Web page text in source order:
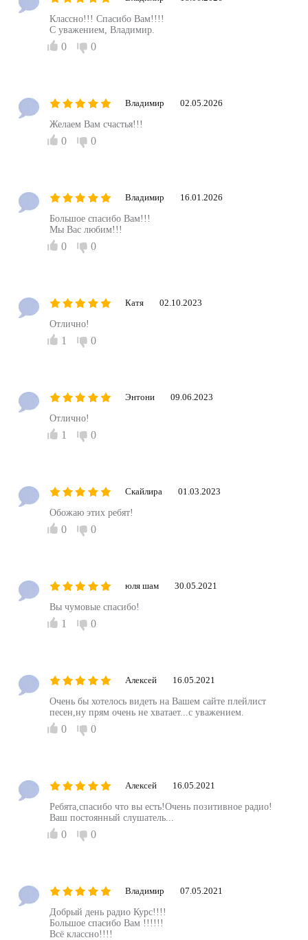
Классно!!! Спасибо Вам!!!!
С уважением, Владимир.
0 0
Владимир 02.05.2026
Желаем Вам счастья!!!
0 0
Владимир 16.01.2026
Большое спасибо Вам!!!
Мы Вас любим!!!
0 0
Катя 02.10.2023
Отлично!
1 0
Энтони 09.06.2023
Отлично!
1 0
Скайлира 01.03.2023
Обожаю этих ребят!
0 0
юля шам 30.05.2021
Вы чумовые спасибо!
1 0
Алексей 16.05.2021
Очень бы хотелось видеть на Вашем сайте плейлист
песен,ну прям очень не хватает...с уважением.
0 0
Алексей 16.05.2021
Ребята,спасибо что вы есть!Очень позитивное радио!
Ваш постоянный слушатель...
0 0
Владимир 07.05.2021
Добрый день радио Курс!!!!
Большое спасибо Вам !!!!!!
Всё классно!!!!